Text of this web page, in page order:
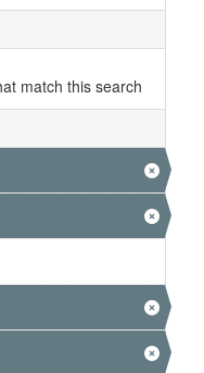
match this search